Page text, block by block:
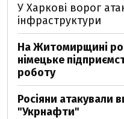
У Харкові ворог
інфраструктури
На Житомирщині
німецьке
роботу
Росіяни атакували
"Укрнафти"